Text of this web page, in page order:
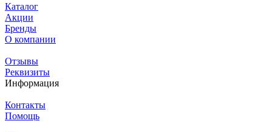
Каталог
Акции
Бренды
О компании
Отзывы
Реквизиты
Информация
Контакты
Помощь